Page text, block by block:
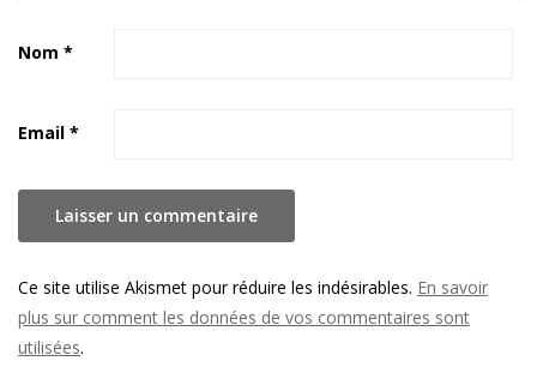
Nom *
Email *
Ce site utilise Akismet pour réduire les indésirables. En savoir
plus sur comment les données de vos commentaires sont
utilisées.